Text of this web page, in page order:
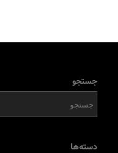
جستجو
دسته‌ها